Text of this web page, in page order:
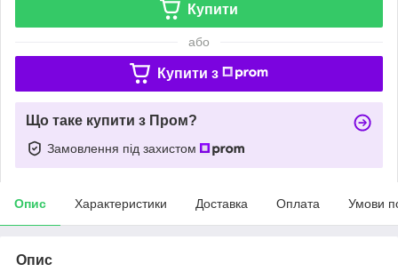
Купити
або
Купити з
Що таке купити з Пром?
Замовлення під захистом
Опис Характеристики Доставка Оплата Умови
Опис